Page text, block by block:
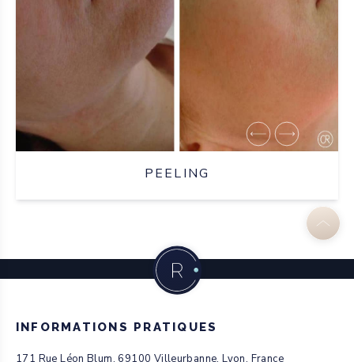
PEELING
INFORMATIONS PRATIQUES
171 Rue Léon Blum, 69100 Villeurbanne, Lyon, France